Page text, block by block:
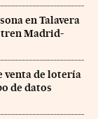
en Talavera
tren Madrid-
venta de lotería
de datos